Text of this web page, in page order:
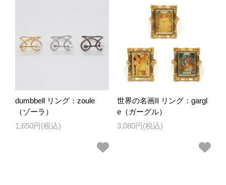
dumbbell リング：zoule
（ゾーラ）
1,650円(税込)
世界の名画II リング：gargl
e（ガーグル）
3,080円(税込)